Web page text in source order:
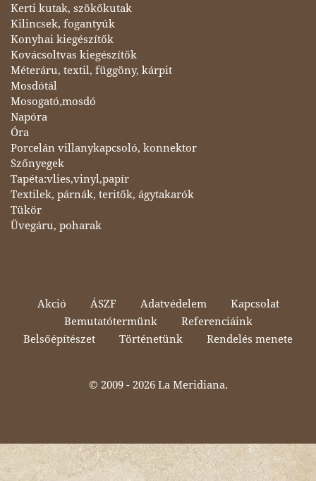
Kerti kutak, szökőkutak
Kilincsek, fogantyúk
Konyhai kiegészítők
Kovácsoltvas kiegészítők
Méteráru, textil, függöny, kárpit
Mosdótál
Mosogató,mosdó
Napóra
Óra
Porcelán villanykapcsoló, konnektor
Szőnyegek
Tapéta:vlies,vinyl,papír
Textilek, párnák, teritők, ágytakarók
Tükör
Üvegáru, poharak
Akció ÁSZF Adatvédelem
Kapcsolat
Bemutatótermünk
Referenciáink
Belsőépítészet
Történetünk Rendelés menete
© 2009 - 2026 La Meridiana.